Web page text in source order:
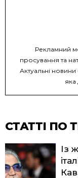
Рекламний
просування та
Актуальні новини
яка
СТАТТІ ПО
Із